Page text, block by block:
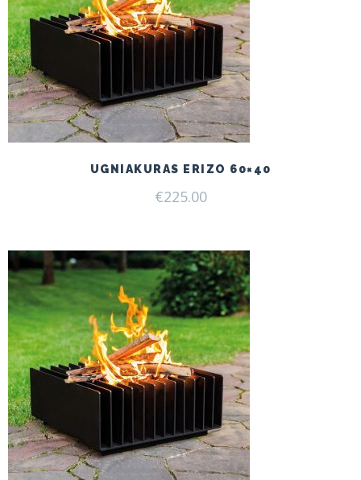
UGNIAKURAS ERIZO 60×40
€225.00